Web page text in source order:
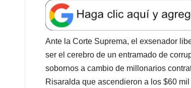
a
t
s
A
p
p
e
b
o
o
k
k
e
d
I
n
l
e
a
d
s
Ante la Corte Suprema, el exsenador
ser el cerebro de un entramado de
sobornos a cambio de millonarios
Risaralda que ascendieron a los $60